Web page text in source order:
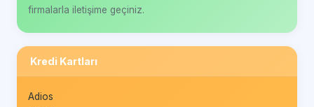
firmalarla iletişime geçiniz.
Kredi Kartları
Adios